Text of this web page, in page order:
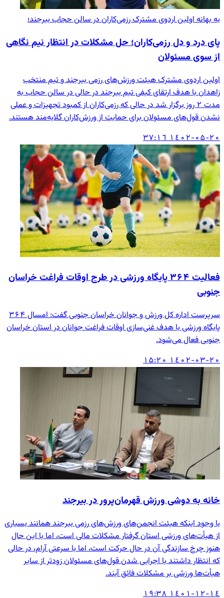
به بهانه اولین اردوی مشترک رزمی‌کاران در سالن حجاب بیرجند؛
پای درد و دل رزمی‌کاران؛ حل مشکلات در انتظار نیم نگاهی
از سوی مسئولان
اولین اردوی مشترک هیئت ورزش‌های رزمی بیرجند و تیم منتخب
زاهدان با هدف ارتقای کیفی تیم بیرجند در حالی در سالن حجاب به
مدت ۲ روز برگزار شد در حالی که رزمی‌کاران از کمبود تجهیزات و عملی
نشدن قول‌های مسئولان برای حمایت از ورزش‌کاران گلایه‌مند هستند.
۱٤۰۲-۰۵-۲۰ ۱٦:۳۷
فعالیت ۳۶۴ پایگاه ورزشی در طرح اوقات فراغت خراسان
جنوبی
سرپرست اداره کل ورزش و جوانان خراسان جنوبی گفت: امسال ۳۶۴
پایگاه ورزشی با هدف غنی‌سازی اوقات فراغت جوانان در استان خراسان
جنوبی فعال می‌شود.
۱٤۰۲-۰۳-۲۰ ۱۵:۲۰
خانه به دوشی ورزش قهرمان‌پرور در بیرجند
با وجود اينكه هیئت انجمن‌های ورزش‌های رزمی بیرجند همانند بسياری
از هيأت‌های ورزشی استان گرفتار مشكلات مالی است، اما با اين حال
هنوز چرخ سازندگی آن در حال حركت است، اما با سرعتی آرام، در حالی
كه انتظار داشتند با اجرایی شدن قول‌های مسئولان زودتر از ساير
هيأت‌ها ورزشی بر مشکلات فائق آیند.
۱٤۰۱-۱۲-۱٤ ۱۹:۳۸